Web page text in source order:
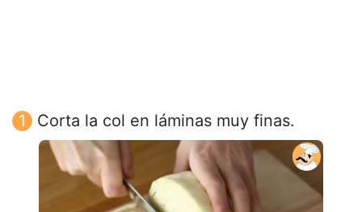
Corta la col en láminas muy finas.